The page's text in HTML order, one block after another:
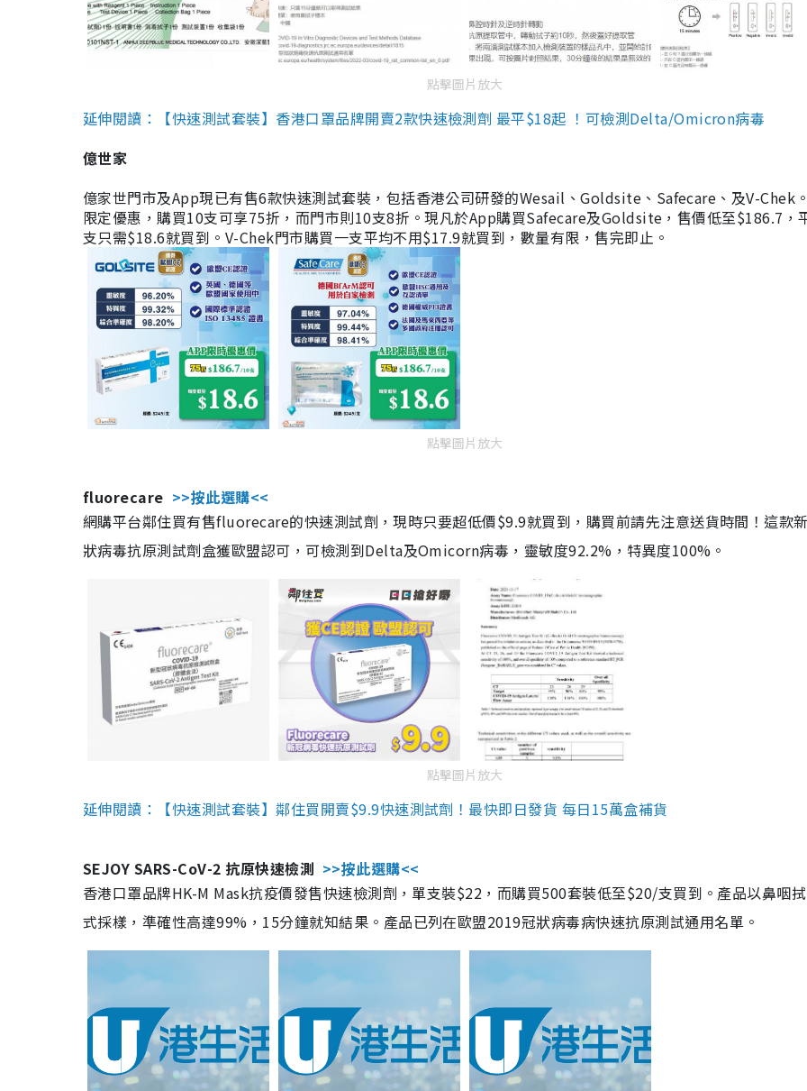
點擊圖片放大
延伸閱讀：【快速測試套裝】香港口罩品牌開賣2款快速檢測劑 最平$18起 ！可檢測Delta/Omicron病毒
億世家
億家世門市及App現已有售6款快速測試套裝，包括香港公司研發的Wesail、Goldsite、Safecare、及V-Chek
限定優惠，購買10支可享75折，而門市則10支8折。現凡於App購買Safecare及Goldsite，售價低至$186.7，
支只需$18.6就買到。V-Chek門市購買一支平均不用$17.9就買到，數量有限，售完即止。
點擊圖片放大
fluorecare >>按此選購<<
網購平台鄰住買有售fluorecare的快速測試劑，現時只要超低價$9.9就買到，購買前請先注意送貨時間！這款
狀病毒抗原測試劑盒獲歐盟認可，可檢測到Delta及Omicorn病毒，靈敏度92.2%，特異度100%。
點擊圖片放大
延伸閱讀：【快速測試套裝】鄰住買開賣$9.9快速測試劑！最快即日發貨 每日15萬盒補貨
SEJOY SARS-CoV-2 抗原快速檢測 >>按此選購<<
香港口罩品牌HK-M Mask抗疫價發售快速檢測劑，單支裝$22，而購買500套裝低至$20/支買到。產品以鼻咽
式採樣，準確性高達99%，15分鐘就知結果。產品已列在歐盟2019冠狀病毒病快速抗原測試通用名單。